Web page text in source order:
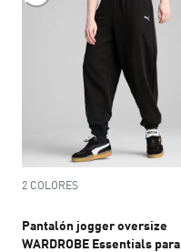
2 COLORES
Pantalón jogger oversize
WARDROBE Essentials para